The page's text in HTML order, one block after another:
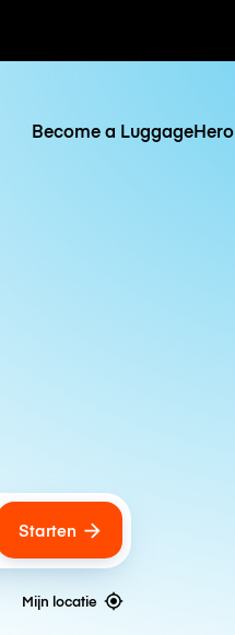
Become a LuggageHero
Starten
Mijn locatie